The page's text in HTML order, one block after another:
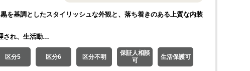
を基調としたスタイリッシュな外観と、落ち着きのある上質な内装
され、生活動…
区分5 区分6 区分不明
保証人相談
可
生活保護可